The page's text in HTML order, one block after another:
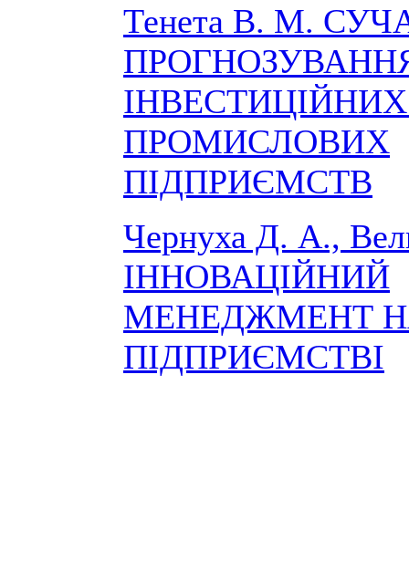
Тенета В. М.
ПРОМИСЛОВИХ
ПІДПРИЄМСТВ
Чернуха Д. А.,
ІННОВАЦІЙНИЙ
МЕНЕДЖМЕНТ
ПІДПРИЄМСТВІ